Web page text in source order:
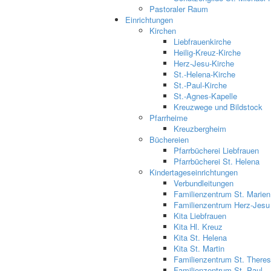
Pastoraler Raum
Einrichtungen
Kirchen
Liebfrauenkirche
Heilig-Kreuz-Kirche
Herz-Jesu-Kirche
St.-Helena-Kirche
St.-Paul-Kirche
St.-Agnes-Kapelle
Kreuzwege und Bildstock
Pfarrheime
Kreuzbergheim
Büchereien
Pfarrbücherei Liebfrauen
Pfarrbücherei St. Helena
Kindertageseinrichtungen
Verbundleitungen
Familienzentrum St. Marien
Familienzentrum Herz-Jesu
Kita Liebfrauen
Kita Hl. Kreuz
Kita St. Helena
Kita St. Martin
Familienzentrum St.